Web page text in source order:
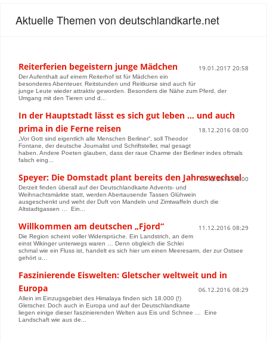
Aktuelle Themen von deutschlandkarte.net
Reiterferien begeistern junge Mädchen 19.01.2017 20:58
Der Aufenthalt auf einem Reiterhof ist für Mädchen ein
besonderes Abenteuer. Reitstunden und Reitkurse sind auch für
junge Leute wieder attraktiv geworden. Besonders die Nähe zum Pferd, der
Umgang mit den Tieren und d...
In der Hauptstadt lässt es sich gut leben … und auch
prima in die Ferne reisen
18.12.2016 08:00
„Vor Gott sind eigentlich alle Menschen Berliner“, soll Theodor
Fontane, der deutsche Journalist und Schriftsteller, mal gesagt
haben. Andere Poeten glauben, dass der raue Charme der Berliner indes oftmals
falsch eing...
Speyer: Die Domstadt plant bereits den Jahreswechsel
14.12.2016 08:00
Derzeit finden überall auf der Deutschlandkarte Advents- und
Weihnachtsmärkte statt, werden Abertausende Tassen Glühwein
ausgeschenkt und weht der Duft von Mandeln und Zimtwaffeln durch die
Altstadtgassen … Ein...
Willkommen am deutschen „Fjord“ 11.12.2016 08:29
Die Region scheint voller Widersprüche. Ein Landstrich, an dem
einst Wikinger unterwegs waren … Denn obgleich die Schlei
schmal wie ein Fluss ist, handelt es sich hier um einen Meeresarm, der zur Ostsee
gehört u...
Faszinierende Eiswelten: Gletscher weltweit und in
Europa
06.12.2016 08:29
Allein im Einzugsgebiet des Himalaya finden sich 18.000 (!)
Gletscher. Doch auch in Europa und auf der Deutschlandkarte
liegen einige dieser faszinierenden Welten aus Eis und Schnee … Eine
Landschaft wie aus de...